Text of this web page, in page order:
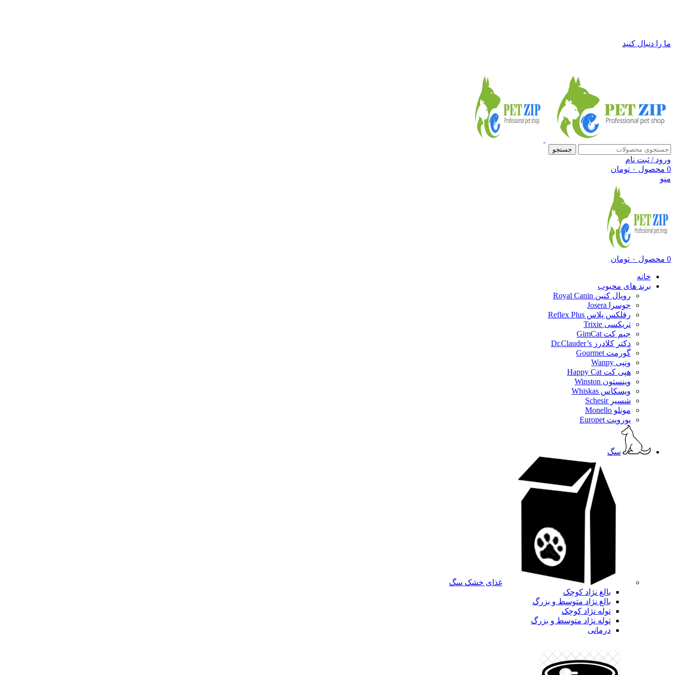
ما را دنبال کنید
جستجو
ورود / ثبت نام
0 محصول ۰ تومان
منو
0 محصول ۰ تومان
خانه
برند های محبوب
رویال کنین Royal Canin
جوسرا Josera
رفلکس پلاس Reflex Plus
تریکسی Trixie
جیم کت GimCat
دکتر کلادرز Dr.Clauder’s
گورمت Gourmet
ونپی Wanpy
هپی کت Happy Cat
وینستون Winston
ویسکاس Whiskas
شسیر Schesir
مونلو Monello
یوروپت Europet
سگ
غذای خشک سگ
بالغ نژاد کوچک
بالغ نژاد متوسط و بزرگ
توله نژاد کوچک
توله نژاد متوسط و بزرگ
درمانی